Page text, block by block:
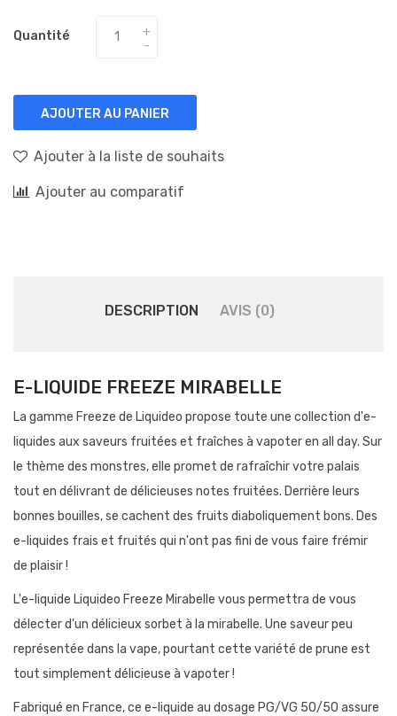
Quantité
AJOUTER AU PANIER
Ajouter à la liste de souhaits
Ajouter au comparatif
DESCRIPTION AVIS (0)
E-LIQUIDE FREEZE MIRABELLE
La gamme Freeze de Liquideo propose toute une collection d'e-
liquides aux saveurs fruitées et fraîches à vapoter en all day. Sur
le thème des monstres, elle promet de rafraîchir votre palais
tout en délivrant de délicieuses notes fruitées. Derrière leurs
bonnes bouilles, se cachent des fruits diaboliquement bons. Des
e-liquides frais et fruités qui n'ont pas fini de vous faire frémir
de plaisir !
L'e-liquide Liquideo Freeze Mirabelle vous permettra de vous
délecter d'un délicieux sorbet à la mirabelle. Une saveur peu
représentée dans la vape, pourtant cette variété de prune est
tout simplement délicieuse à vapoter !
Fabriqué en France, ce e-liquide au dosage PG/VG 50/50 assure